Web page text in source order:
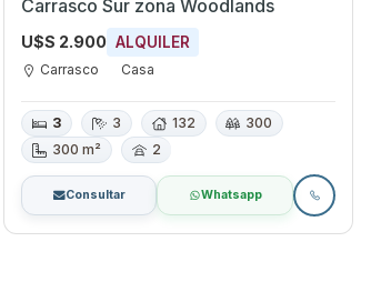
Carrasco Sur zona Woodlands
U$S 2.900 ALQUILER
Carrasco Casa
3 3 132
300
300 m²
2
Consultar Whatsapp